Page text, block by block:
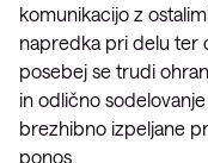
komunikacijo z
napredka pri delu ter
posebej se trudi
in odlično
brezhibno izpeljane
ponos.